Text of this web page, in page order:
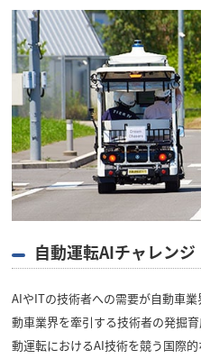
自動運転AIチャレンジ
AIやITの技術者への需要が自動車
動車業界を牽引する技術者の発掘
動運転におけるAI技術を競う国際的